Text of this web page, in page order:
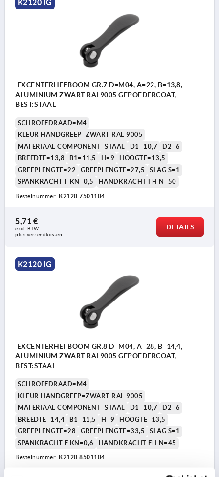
K2120 IG
EXCENTERHEFBOOM GR.7 D=M04, A=22, B=13,8,
ALUMINIUM ZWART RAL9005 GEPOEDERCOAT,
BEST:STAAL
SCHROEFDRAAD=M4
KLEUR HANDGREEP=ZWART RAL 9005
MATERIAAL COMPONENT=STAAL
D1=10,7
D2=6
BREEDTE=13,8
B1=11,5 H=9
HOOGTE=13,5
GREEPLENGTE=22
GREEPLENGTE=27,5
SLAG S=1
SPANKRACHT F KN=0,5
HANDKRACHT FH N=50
Bestelnummer: K2120.7501104
5,71 €
excl. BTW
plus verzendkosten
DETAILS
K2120 IG
EXCENTERHEFBOOM GR.8 D=M04, A=28, B=14,4,
ALUMINIUM ZWART RAL9005 GEPOEDERCOAT,
BEST:STAAL
SCHROEFDRAAD=M4
KLEUR HANDGREEP=ZWART RAL 9005
MATERIAAL COMPONENT=STAAL
D1=10,7
D2=6
BREEDTE=14,4
B1=11,5 H=9
HOOGTE=13,5
GREEPLENGTE=28
GREEPLENGTE=33,5
SLAG S=1
SPANKRACHT F KN=0,6
HANDKRACHT FH N=45
Bestelnummer: K2120.8501104